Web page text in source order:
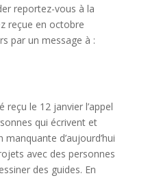
reportez-vous à la
reçue en octobre
par un message à :
reçu le 12 janvier l’appel
qui écrivent et
d’aujourd’hui
avec des personnes
des guides. En